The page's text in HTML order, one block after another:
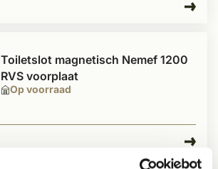
Op voorraad
Toiletslot magnetisch Nemef 1200
RVS voorplaat